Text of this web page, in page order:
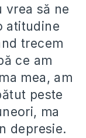
vrea să ne
atitudine
trecem
ce am
mea, am
peste
ma
depresie.